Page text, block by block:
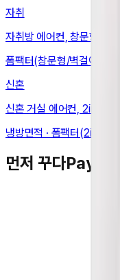
자취
자취방 에어컨, 창문형·벽
폼팩터(창문형/벽걸이) ·
신혼
신혼 거실 에어컨, 2in1로 거
냉방면적 · 폼팩터(2in1) ·
먼저 꾸다Pay를